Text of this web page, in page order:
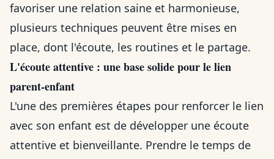
favoriser une relation saine et harmonieuse,
plusieurs techniques peuvent être mises en
place, dont l'écoute, les routines et le partage.
L'écoute attentive : une base solide pour le lien
parent-enfant
L'une des premières étapes pour renforcer le lien
avec son enfant est de développer une écoute
attentive et bienveillante. Prendre le temps de